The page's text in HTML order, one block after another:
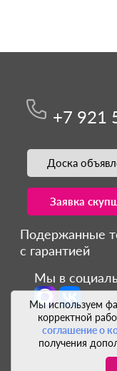
Мы используем
корректной
соглашение о
получения
+7 921
Доска
Заявка
Подержанные
с гарантией
Мы в